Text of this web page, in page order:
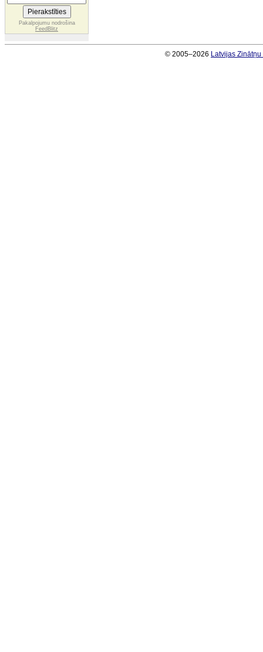
Pakalpojumu nodrošina
FeedBlitz
© 2005–2026 Latvijas